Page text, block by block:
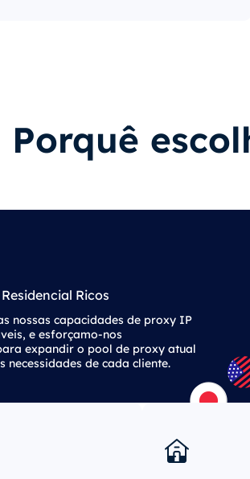
Porquê
Ricos
nossas capacidades de proxy IP
e esforçamo-nos
expandir o pool de proxy atual
necessidades de cada cliente.